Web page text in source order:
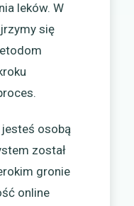
leków. W
się
jesteś osobą
został
gronie
online